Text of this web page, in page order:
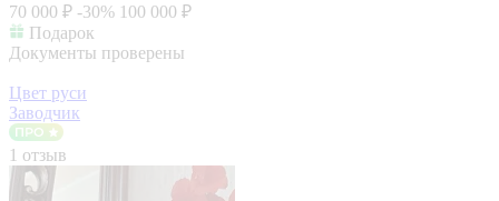
70 000 ₽ -30% 100 000 ₽
Подарок
Документы проверены
Цвет руси
Заводчик
1 отзыв